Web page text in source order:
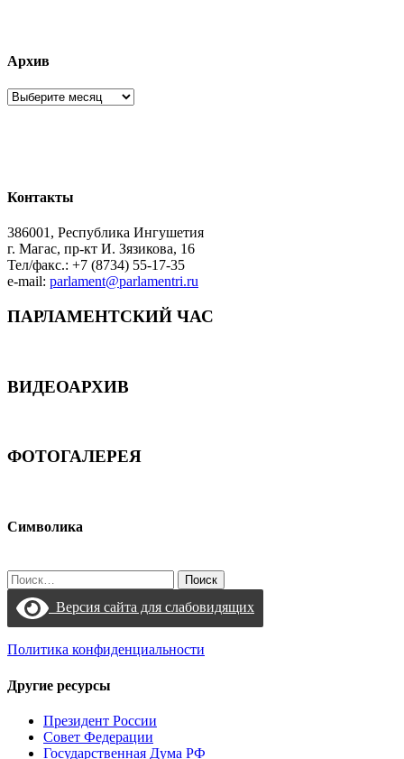
Архив
Архив
Контакты
386001, Республика Ингушетия
г. Магас, пр-кт И. Зязикова, 16
Тел/факс.: +7 (8734) 55-17-35
e-mail: parlament@parlamentri.ru
ПАРЛАМЕНТСКИЙ ЧАС
ВИДЕОАРХИВ
ФОТОГАЛЕРЕЯ
Символика
Найти:
Версия сайта для слабовидящих
Политика конфиденциальности
Другие ресурсы
Президент России
Совет Федерации
Государственная Дума РФ